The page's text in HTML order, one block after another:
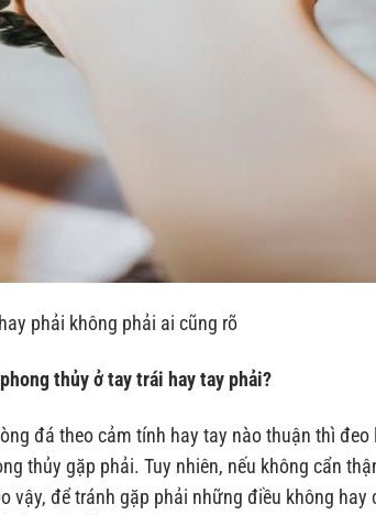
phải không phải ai cũng rõ
thủy ở tay trái hay tay phải?
đá theo cảm tính hay tay nào thuận thì
thủy gặp phải. Tuy nhiên, nếu không cẩn
vậy, để tránh gặp phải những điều không